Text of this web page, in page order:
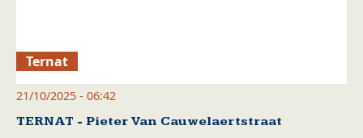
Ternat
21/10/2025 - 06:42
TERNAT - Pieter Van Cauwelaertstraat